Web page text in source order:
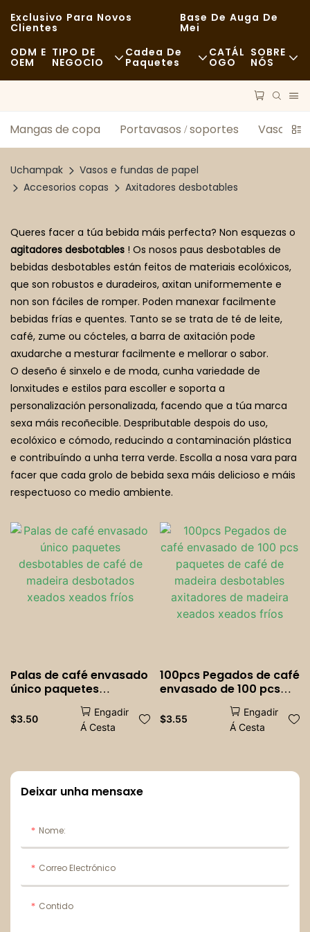
Exclusivo Para Novos
Clientes
Base De Auga De
Mei
ODM E
OEM
TIPO DE
NEGOCIO
Informal
Cafeterías E Cafeterías
Camións De Comida
Panadería
Culler Graxenta
Restaurantes Pantasma
Cadea De
Paquetes
Transporte
Tecnoloxía
CATÁL
OGO
SOBRE
NÓS
Noticias
Sostibilidade
FAQS
Mangas de copa Portavasos / soportes Vaso
Uchampak
Vasos e fundas de papel
Accesorios copas
Axitadores desbotables
Queres facer a túa bebida máis perfecta? Non esquezas o
agitadores desbotables ! Os nosos paus desbotables de
bebidas desbotables están feitos de materiais ecolóxicos,
que son robustos e duradeiros, axitan uniformemente e
non son fáciles de romper. Poden manexar facilmente
bebidas frías e quentes. Tanto se se trata de té de leite,
café, zume ou cócteles, a barra de axitación pode
axudarche a mesturar facilmente e mellorar o sabor.
O deseño é sinxelo e de moda, cunha variedade de
lonxitudes e estilos para escoller e soporta a
personalización personalizada, facendo que a túa marca
sexa máis recoñecible. Despributable despois do uso,
ecolóxico e cómodo, reducindo a contaminación plástica
e contribuíndo a unha terra verde. Escolla a nosa vara para
facer que cada grolo de bebida sexa máis delicioso e máis
respectuoso co medio ambiente.
Palas de café envasado
único paquetes
desbotables de café de
madeira desbotados
xeados xeados fríos
$3.50
Engadir
Á Cesta
100pcs Pegados de café
envasado de 100 pcs
paquetes de café de
madeira desbotables
axitadores de madeira
$3.55
Engadir
Á Cesta
Deixar unha mensaxe
Nome:
Correo Electrónico
Contido